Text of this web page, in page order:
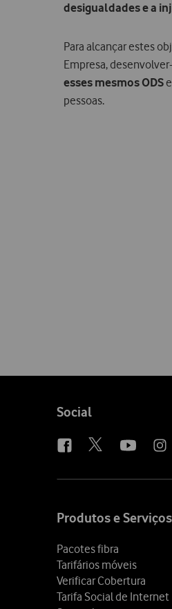
desigualdades e a
Para alcançar estes
Empresa,
esses mesmos ODS
pessoas.​
Follow
Social
Produtos e Serviços
Pacotes fibra
Tarifários móveis
Verificar Cobertura
Tarifa Social de Internet